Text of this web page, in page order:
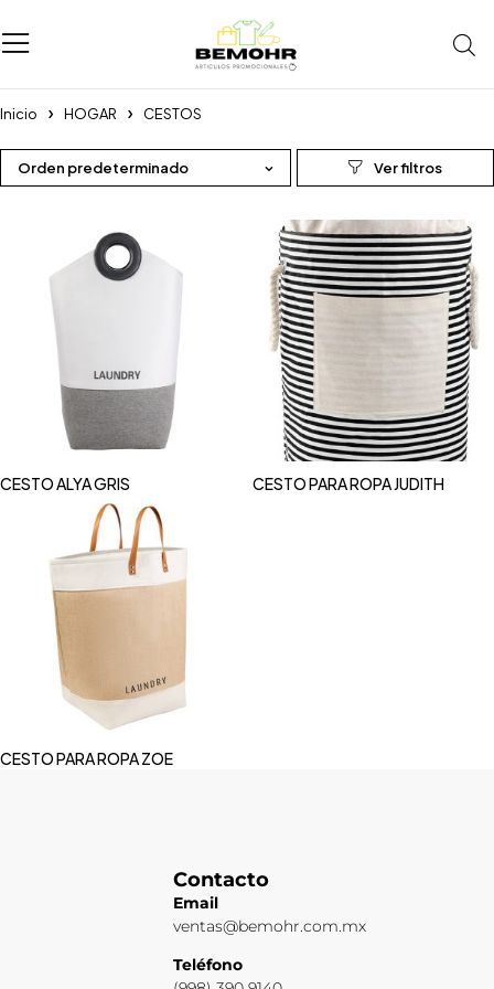
Inicio HOGAR CESTOS
Orden predeterminado
CESTO ALYA GRIS CESTO PARA ROPA JUDITH
CESTO PARA ROPA ZOE
Contacto
Email
ventas@bemohr.com.mx
Teléfono